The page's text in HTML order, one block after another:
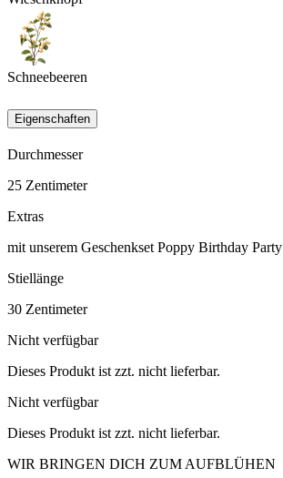
Schneebeeren
Eigenschaften
Durchmesser
25 Zentimeter
Extras
mit unserem Geschenkset Poppy Birthday Party
Stiellänge
30 Zentimeter
Nicht verfügbar
Dieses Produkt ist zzt. nicht lieferbar.
Nicht verfügbar
Dieses Produkt ist zzt. nicht lieferbar.
WIR BRINGEN DICH ZUM AUFBLÜHEN